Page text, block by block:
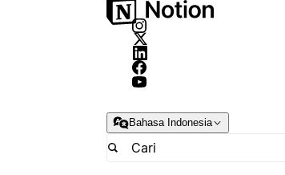
Bahasa Indonesia